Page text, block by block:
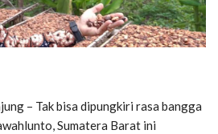
– Tak bisa dipungkiri rasa bangga
Sumatera Barat ini